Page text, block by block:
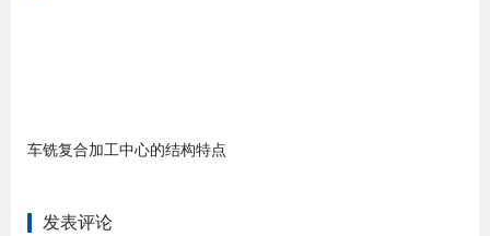
车铣复合加工中心的结构特点
发表评论